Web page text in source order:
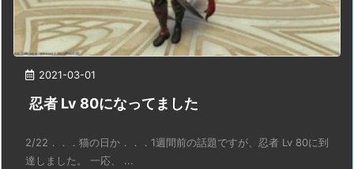
2021-03-01
忍者 Lv 80になってました
2/22．．．猫の日か．．．1週間前の話題ですが、忍者 Lv 80に到
達しました。 一応、 ...